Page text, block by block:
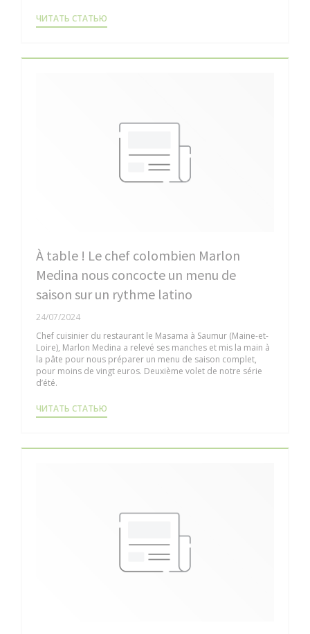
ЧИТАТЬ СТАТЬЮ
À table ! Le chef colombien Marlon
Medina nous concocte un menu de
saison sur un rythme latino
24/07/2024
Chef cuisinier du restaurant le Masama à Saumur (Maine-et-
Loire), Marlon Medina a relevé ses manches et mis la main à
la pâte pour nous préparer un menu de saison complet,
pour moins de vingt euros. Deuxième volet de notre série
d’été.
ЧИТАТЬ СТАТЬЮ